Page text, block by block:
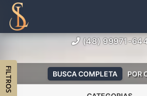
(48) 99971-
BUSCA COMPLETA POR
FILTROS